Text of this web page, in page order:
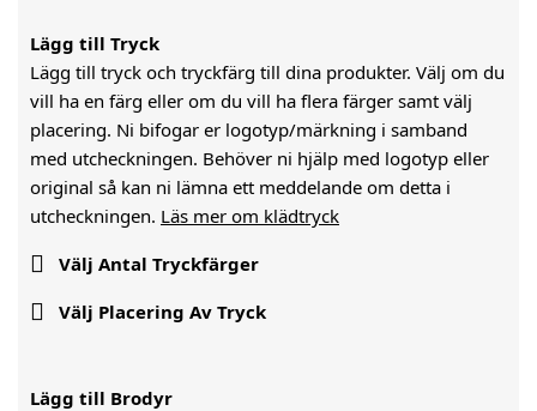
Lägg till Tryck
Lägg till tryck och tryckfärg till dina produkter. Välj om du
vill ha en färg eller om du vill ha flera färger samt välj
placering. Ni bifogar er logotyp/märkning i samband
med utcheckningen. Behöver ni hjälp med logotyp eller
original så kan ni lämna ett meddelande om detta i
utcheckningen. Läs mer om klädtryck
 Välj Antal Tryckfärger
 Välj Placering Av Tryck
Lägg till Brodyr